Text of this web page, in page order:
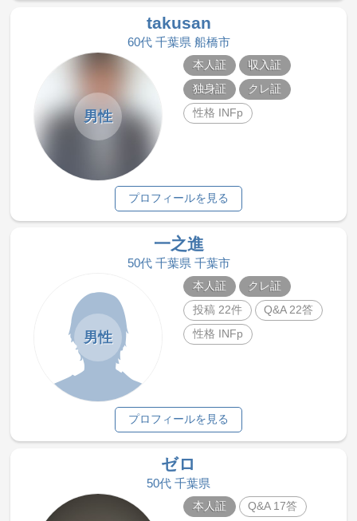
takusan
60代 千葉県 船橋市
男性
本人証
収入証
独身証
クレ証
性格 INFp
プロフィールを見る
一之進
50代 千葉県 千葉市
男性
本人証
クレ証
投稿 22件
Q&A 22答
性格 INFp
プロフィールを見る
ゼロ
50代 千葉県
本人証 Q&A 17答